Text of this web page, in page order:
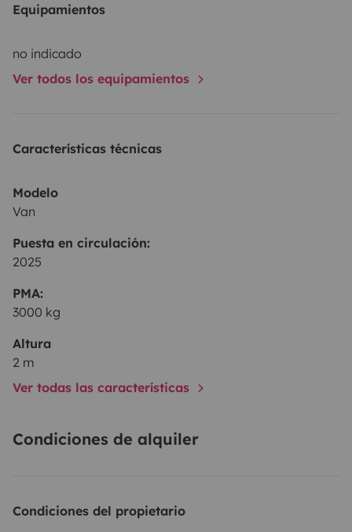
Equipamientos
no indicado
Ver todos los equipamientos
Características técnicas
Modelo
Van
Puesta en circulación:
2025
PMA:
3000 kg
Altura
2 m
Ver todas las características
Condiciones de alquiler
Condiciones del propietario